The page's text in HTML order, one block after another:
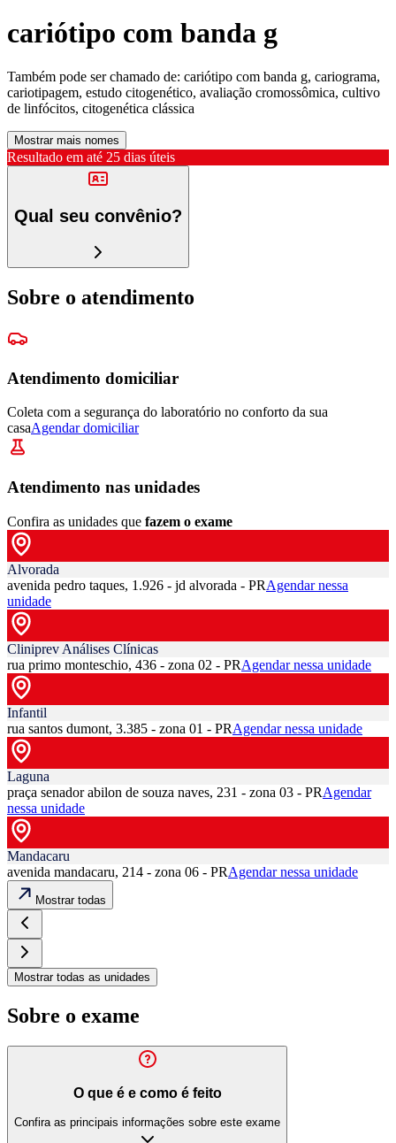
cariótipo com banda g
Também pode ser chamado de: cariótipo com banda g, cariograma,
cariotipagem, estudo citogenético, avaliação cromossômica, cultivo
de linfócitos, citogenética clássica
Mostrar mais nomes
Resultado em até 25 dias úteis
Qual seu convênio?
Sobre o atendimento
Atendimento domiciliar
Coleta com a segurança do laboratório no conforto da sua
casaAgendar domiciliar
Atendimento nas unidades
Confira as unidades que fazem o exame
Alvorada
avenida pedro taques, 1.926 - jd alvorada - PRAgendar nessa
unidade
Cliniprev Análises Clínicas
rua primo monteschio, 436 - zona 02 - PRAgendar nessa unidade
Infantil
rua santos dumont, 3.385 - zona 01 - PRAgendar nessa unidade
Laguna
praça senador abilon de souza naves, 231 - zona 03 - PRAgendar
nessa unidade
Mandacaru
avenida mandacaru, 214 - zona 06 - PRAgendar nessa unidade
Mostrar todas
Mostrar todas as unidades
Sobre o exame
O que é e como é feito
Confira as principais informações sobre este exame